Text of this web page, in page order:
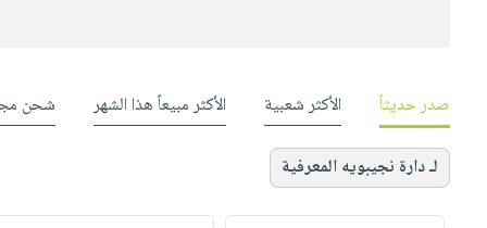
صدر حديثاً الأكثر شعبية الأكثر مبيعاً هذا الشهر شحن
لـ دارة نجيبويه المعرفية